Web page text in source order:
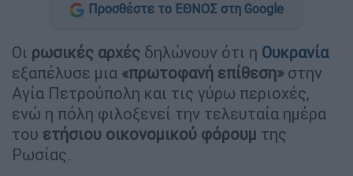
Προσθέστε το ΕΘΝΟΣ στη Google
Οι ρωσικές αρχές δηλώνουν ότι η Ουκρανία
εξαπέλυσε μια «πρωτοφανή επίθεση» στην
Αγία Πετρούπολη και τις γύρω περιοχές,
ενώ η πόλη φιλοξενεί την τελευταία ημέρα
του ετήσιου οικονομικού φόρουμ της
Ρωσίας.